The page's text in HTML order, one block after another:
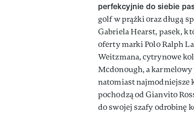
perfekcyjnie do siebie
golf w prążki oraz długą
Gabriela Hearst, pasek,
oferty marki Polo Ralph
Weitzmana, cytrynowe
Mcdonough, a karmelowy
natomiast najmodniejsze
pochodzą od Gianvito
do swojej szafy odrobinę